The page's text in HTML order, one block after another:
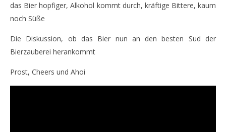
das Bier hopfiger, Alkohol kommt durch, kräftige Bittere, kaum
noch Süße
Die Diskussion, ob das Bier nun an den besten Sud der
Bierzauberei herankommt
Prost, Cheers und Ahoi